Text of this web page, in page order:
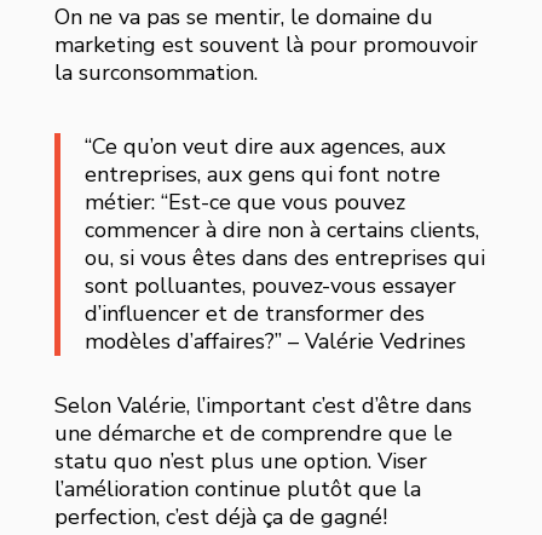
On ne va pas se mentir, le domaine du
marketing est souvent là pour promouvoir
la surconsommation.
“Ce qu’on veut dire aux agences, aux
entreprises, aux gens qui font notre
métier: “Est-ce que vous pouvez
commencer à dire non à certains clients,
ou, si vous êtes dans des entreprises qui
sont polluantes, pouvez-vous essayer
d’influencer et de transformer des
modèles d’affaires?” – Valérie Vedrines
Selon Valérie, l’important c’est d’être dans
une démarche et de comprendre que le
statu quo n’est plus une option. Viser
l’amélioration continue plutôt que la
perfection, c’est déjà ça de gagné!